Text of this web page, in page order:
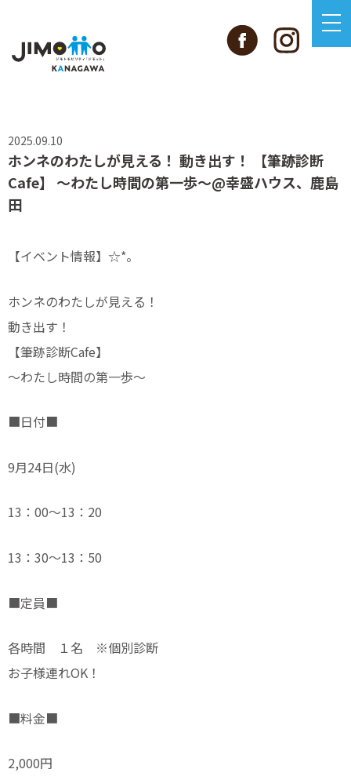
2025.09.10
ホンネのわたしが見える！ 動き出す！ 【筆跡診断
Cafe】 〜わたし時間の第一歩〜@幸盛ハウス、鹿島
田
【イベント情報】☆*。⁡
ホンネのわたしが見える！
動き出す！
【筆跡診断Cafe】
〜わたし時間の第一歩〜
■日付■
9月24日(水)
13：00～13：20
13：30〜13：50
■定員■
各時間 １名 ※個別診断
お子様連れOK！
■料金■
2,000円